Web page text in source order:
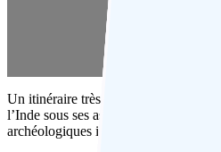
Un itinéraire très intéressant qui
l’Inde sous ses aspects très différents
archéologiques inestimables